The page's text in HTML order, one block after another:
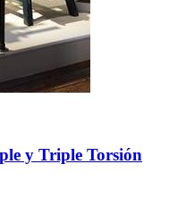
y Triple Torsión